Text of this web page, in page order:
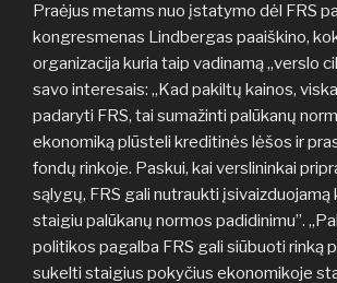
Praėjus metams nuo įstatymo dėl FRS
kongresmenas Lindbergas paaiškino,
organizacija kuria taip vadinamą „verslo
savo interesais: „Kad pakiltų kainos,
padaryti FRS, tai sumažinti palūkanų
ekonomiką plūsteli kreditinės lėšos ir
fondų rinkoje. Paskui, kai verslininkai
sąlygų, FRS gali nutraukti
staigiu palūkanų normos padidinimu”.
politikos pagalba FRS gali siūbuoti rinką
sukelti staigius pokyčius ekonomikoje